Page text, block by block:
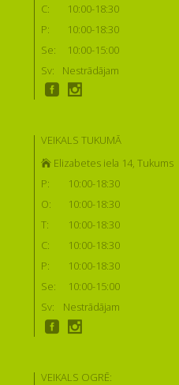
C:
10:00-18:30
P:
10:00-18:30
Se:
10:00-15:00
Sv:
Nestrādājam
VEIKALS TUKUMĀ
Elizabetes iela 14, Tukums
P:
10:00-18:30
O:
10:00-18:30
T:
10:00-18:30
C:
10:00-18:30
P:
10:00-18:30
Se:
10:00-15:00
Sv:
Nestrādājam
VEIKALS OGRĒ: